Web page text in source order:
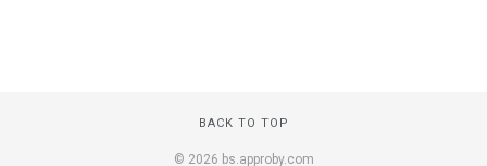
BACK TO TOP
© 2026 bs.approby.com